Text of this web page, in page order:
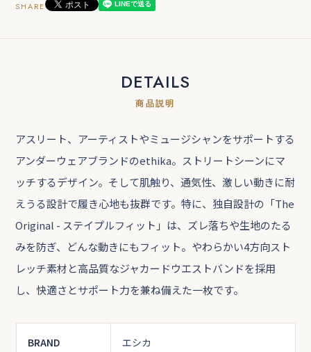
SHARE
DETAILS
商品説明
アスリート、アーティストやミュージシャンをサポートする
アンダーウェアブランドのethika。ストリートシーンにマ
ッチするデザイン。そして肌触り、通気性、激しい動きに耐
えうる設計で履き心地も抜群です。特に、独自設計の「The
Original - ステイプルフィット」は、ズレ落ちや生地のたる
みを防ぎ、どんな動きにもフィット。やわらかい4方向スト
レッチ素材と高品質なジャカードウエストバンドを採用
し、快適さとサポート力を兼ね備えた一枚です。
BRAND エシカ